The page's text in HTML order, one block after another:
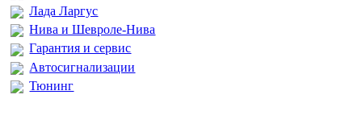
Лада Ларгус
Нива и Шевроле-Нива
Гарантия и сервис
Автосигнализации
Тюнинг